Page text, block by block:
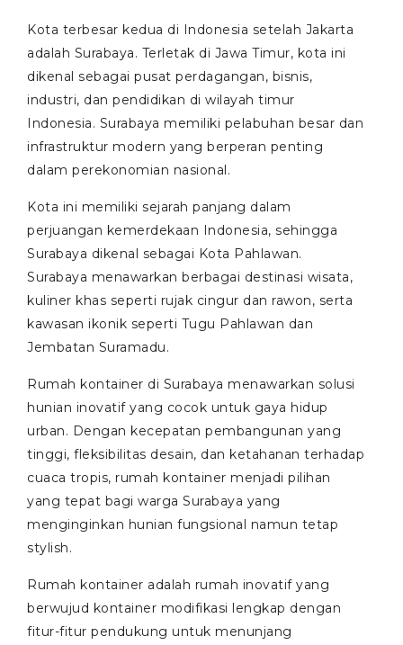
Kota terbesar kedua di Indonesia setelah Jakarta
adalah Surabaya. Terletak di Jawa Timur, kota ini
dikenal sebagai pusat perdagangan, bisnis,
industri, dan pendidikan di wilayah timur
Indonesia. Surabaya memiliki pelabuhan besar dan
infrastruktur modern yang berperan penting
dalam perekonomian nasional.
Kota ini memiliki sejarah panjang dalam
perjuangan kemerdekaan Indonesia, sehingga
Surabaya dikenal sebagai Kota Pahlawan.
Surabaya menawarkan berbagai destinasi wisata,
kuliner khas seperti rujak cingur dan rawon, serta
kawasan ikonik seperti Tugu Pahlawan dan
Jembatan Suramadu.
Rumah kontainer di Surabaya menawarkan solusi
hunian inovatif yang cocok untuk gaya hidup
urban. Dengan kecepatan pembangunan yang
tinggi, fleksibilitas desain, dan ketahanan terhadap
cuaca tropis, rumah kontainer menjadi pilihan
yang tepat bagi warga Surabaya yang
menginginkan hunian fungsional namun tetap
stylish.
Rumah kontainer adalah rumah inovatif yang
berwujud kontainer modifikasi lengkap dengan
fitur-fitur pendukung untuk menunjang